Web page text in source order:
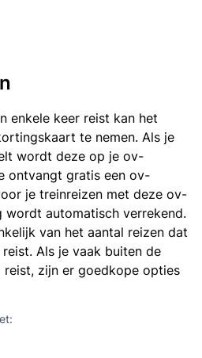
enkele keer reist kan het
te nemen. Als je
wordt deze op je ov-
ontvangt gratis een ov-
je treinreizen met deze ov-
automatisch verrekend.
van het aantal reizen dat
Als je vaak buiten de
zijn er goedkope opties